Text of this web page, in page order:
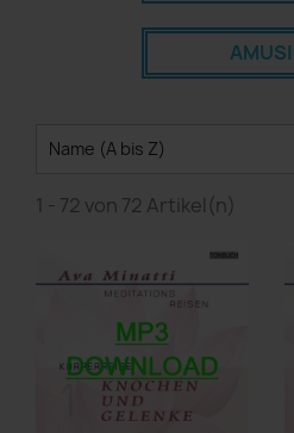
AMUSI
Name (A bis Z)
1 - 72 von 72 Artikel(n)